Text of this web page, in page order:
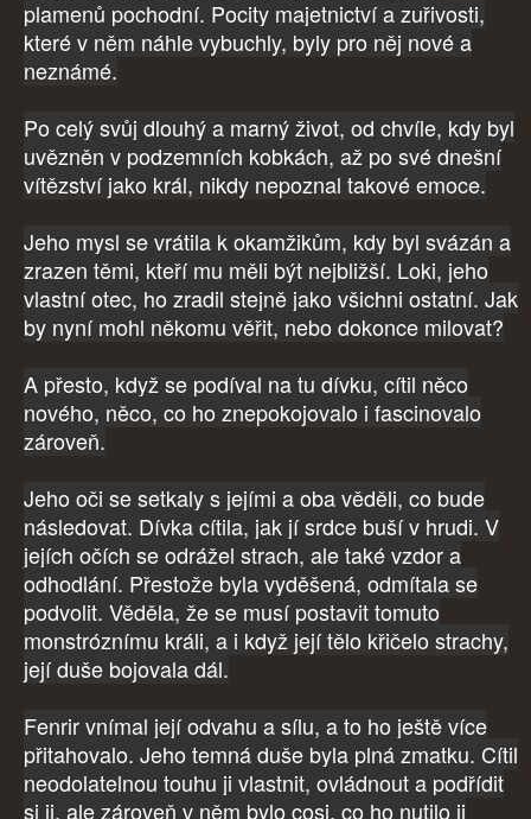
plamenů pochodní. Pocity majetnictví a zuřivosti,
které v něm náhle vybuchly, byly pro něj nové a
neznámé.
Po celý svůj dlouhý a marný život, od chvíle, kdy byl
uvězněn v podzemních kobkách, až po své dnešní
vítězství jako král, nikdy nepoznal takové emoce.
Jeho mysl se vrátila k okamžikům, kdy byl svázán a
zrazen těmi, kteří mu měli být nejbližší. Loki, jeho
vlastní otec, ho zradil stejně jako všichni ostatní. Jak
by nyní mohl někomu věřit, nebo dokonce milovat?
A přesto, když se podíval na tu dívku, cítil něco
nového, něco, co ho znepokojovalo i fascinovalo
zároveň.
Jeho oči se setkaly s jejími a oba věděli, co bude
následovat. Dívka cítila, jak jí srdce buší v hrudi. V
jejích očích se odrážel strach, ale také vzdor a
odhodlání. Přestože byla vyděšená, odmítala se
podvolit. Věděla, že se musí postavit tomuto
monstróznímu králi, a i když její tělo křičelo strachy,
její duše bojovala dál.
Fenrir vnímal její odvahu a sílu, a to ho ještě více
přitahovalo. Jeho temná duše byla plná zmatku. Cítil
neodolatelnou touhu ji vlastnit, ovládnout a podřídit
si ji, ale zároveň v něm bylo cosi, co ho nutilo ji